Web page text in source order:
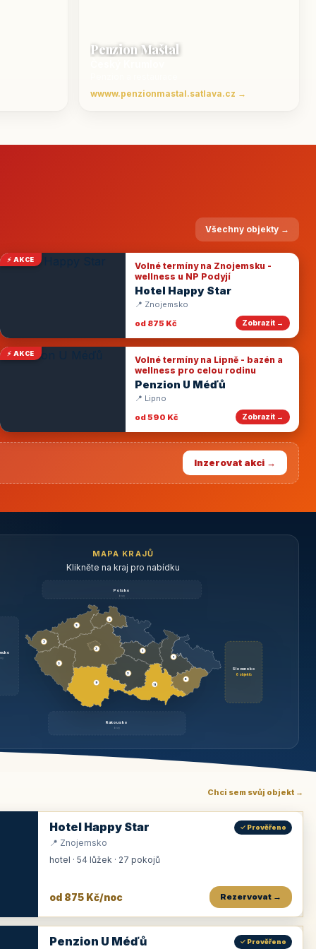
Penzion Maštal
wwww.penzionmastal.satlava.cz →
Všechny objekty →
⚡ AKCE
Volné termíny na Znojemsku -
wellness u NP Podyjí
Hotel Happy Star
📍 Znojemsko
od 875 Kč
Zobrazit →
⚡ AKCE
Volné termíny na Lipně - bazén a
wellness pro celou rodinu
Penzion U Méďů
📍 Lipno
od 590 Kč
Zobrazit →
Inzerovat akci →
MAPA KRAJŮ
Klikněte na kraj pro nabídku
Polsko
brzy
Slovensko
6 objektů
Rakousko
brzy
3
9
3
3
3
3
1
2
11
1
6
Chci sem svůj objekt →
Hotel Happy Star ✓ Prověřeno
📍 Znojemsko
hotel · 54 lůžek · 27 pokojů
od 875 Kč/noc Rezervovat →
Penzion U Méďů ✓ Prověřeno